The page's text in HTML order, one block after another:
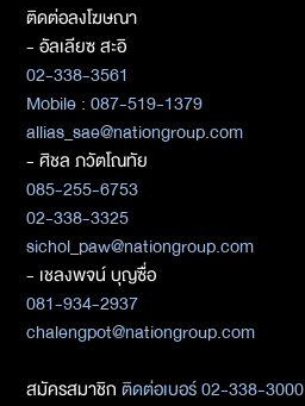
ติดต่อลงโฆษณา
- อัลเลียซ สะอิ
02-338-3561
Mobile : 087-519-1379
allias_sae@nationgroup.com
- ศิชล ภวัตโณทัย
085-255-6753
02-338-3325
sichol_paw@nationgroup.com
- เชลงพจน์ บุญซื่อ
081-934-2937
chalengpot@nationgroup.com
สมัครสมาชิกติดต่อเบอร์ 02-338-3000